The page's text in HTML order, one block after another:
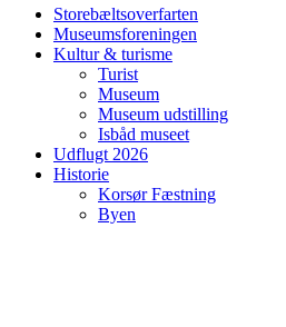
Storebæltsoverfarten
Museumsforeningen
Kultur & turisme
Turist
Museum
Museum udstilling
Isbåd museet
Udflugt 2026
Historie
Korsør Fæstning
Byen